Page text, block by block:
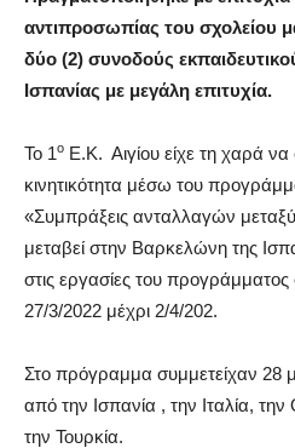
αντιπροσωπίας του σχολείου
δύο (2) συνοδούς
Ισπανίας με μεγάλη επιτυχία.
Το 1ο Ε.Κ. Αιγίου είχε τη χαρά να
κινητικότητα μέσω του
«Συμπράξεις ανταλλαγών
μεταβεί στην Βαρκελώνη της
στις εργασίες του
27/3/2022 μέχρι 2/4/202.
Στο πρόγραμμα συμμετείχαν 28
από την Ισπανία , την Ιταλία,
την Τουρκία.